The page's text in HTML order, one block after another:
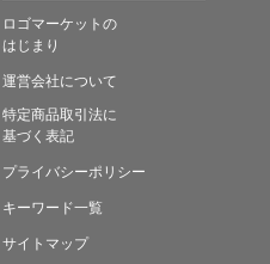
ロゴマーケットの
はじまり
運営会社について
特定商品取引法に
基づく表記
プライバシーポリシー
キーワード一覧
サイトマップ